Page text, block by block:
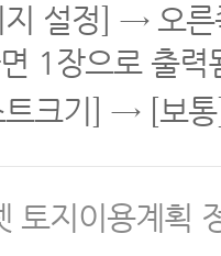
지 설정] → 오
1장으로 출력
트크기] → [보
토지이용계획